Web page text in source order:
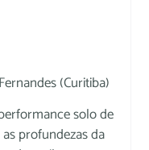
(Curitiba)
solo de
profundezas da